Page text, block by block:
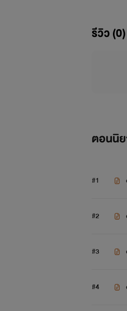
คิวท์
แถมไอ้
ธารณ์
เรียนที่ไ
รีวิว (0)
ตอนนิ
#1
#2
#3
#4